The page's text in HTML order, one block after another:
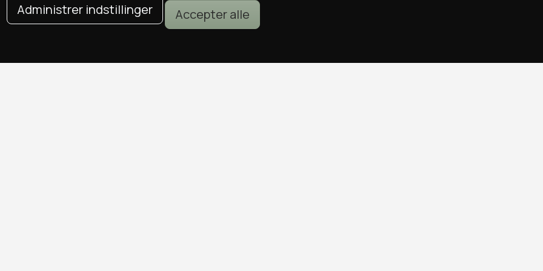
Administrer indstillinger Accepter alle